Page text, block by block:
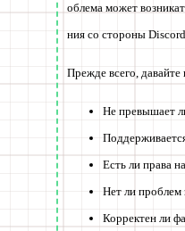
облема может
ния со стороны
Прежде всего,
Не превышает
Есть ли права
Нет ли проблем
Корректен ли